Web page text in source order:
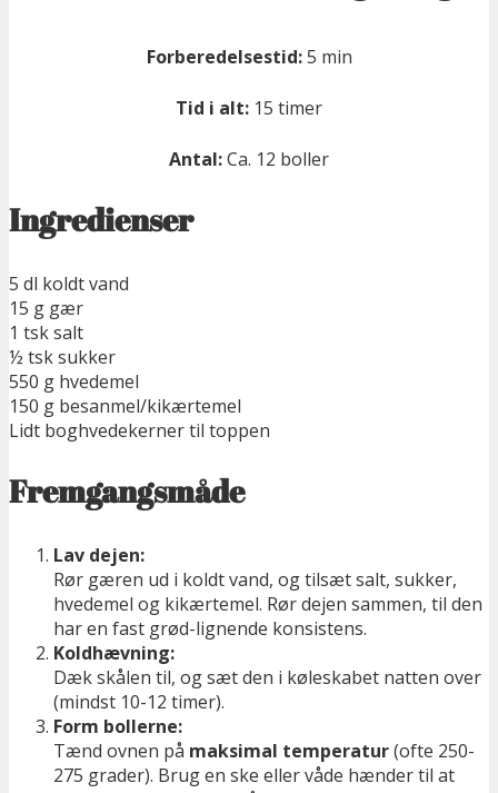
Forberedelsestid:5 min
Tid i alt: 15 timer
Antal:Ca. 12 boller
Ingredienser
5 dl koldt vand
15 g gær
1 tsk salt
½ tsk sukker
550 g hvedemel
150 g besanmel/kikærtemel
Lidt boghvedekerner til toppen
Fremgangsmåde
Lav dejen:
Rør gæren ud i koldt vand, og tilsæt salt, sukker,
hvedemel og kikærtemel. Rør dejen sammen, til den
har en fast grød-lignende konsistens.
Koldhævning:
Dæk skålen til, og sæt den i køleskabet natten over
(mindst 10-12 timer).
Form bollerne:
Tænd ovnen på maksimal temperatur(ofte 250-
275 grader). Brug en ske eller våde hænder til at